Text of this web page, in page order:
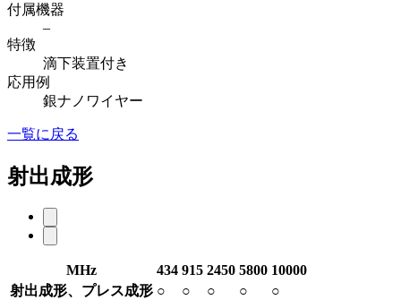
付属機器
–
特徴
滴下装置付き
応用例
銀ナノワイヤー
一覧に戻る
射出成形
MHz 434 915 2450 5800 10000
射出成形、プレス成形 ○ ○ ○ ○ ○